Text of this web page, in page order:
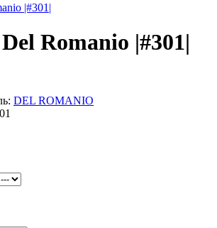
Romanio |#301|
DEL ROMANIO